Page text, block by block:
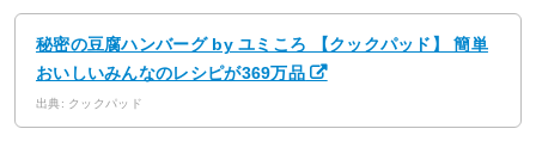
秘密の豆腐ハンバーグ by ユミころ 【クックパッド】 簡単
おいしいみんなのレシピが369万品
出典: クックパッド